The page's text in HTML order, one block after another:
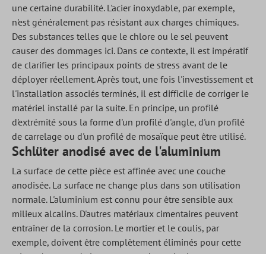
une certaine durabilité. L'acier inoxydable, par exemple,
n'est généralement pas résistant aux charges chimiques.
Des substances telles que le chlore ou le sel peuvent
causer des dommages ici. Dans ce contexte, il est impératif
de clarifier les principaux points de stress avant de le
déployer réellement. Après tout, une fois l'investissement et
l'installation associés terminés, il est difficile de corriger le
matériel installé par la suite. En principe, un profilé
d'extrémité sous la forme d'un profilé d'angle, d'un profilé
de carrelage ou d'un profilé de mosaïque peut être utilisé.
Schlüter anodisé avec de l'aluminium
La surface de cette pièce est affinée avec une couche
anodisée. La surface ne change plus dans son utilisation
normale. L'aluminium est connu pour être sensible aux
milieux alcalins. D'autres matériaux cimentaires peuvent
entraîner de la corrosion. Le mortier et le coulis, par
exemple, doivent être complètement éliminés pour cette